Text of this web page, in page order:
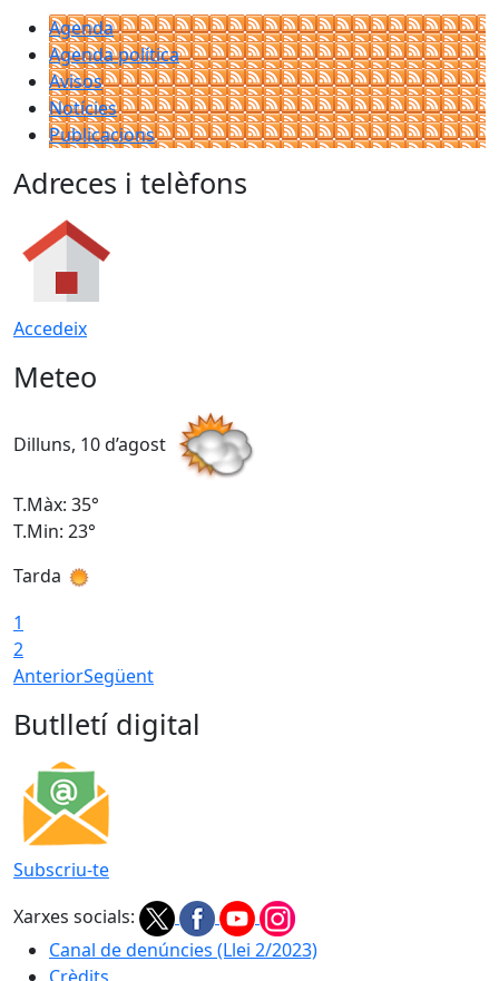
Agenda
Agenda política
Avisos
Notícies
Publicacions
Adreces i telèfons
Accedeix
Meteo
Dilluns, 10 d’agost
T.Màx: 35°
T.Min: 23°
Tarda
1
2
AnteriorSegüent
Butlletí digital
Subscriu-te
Xarxes socials:
Canal de denúncies (Llei 2/2023)